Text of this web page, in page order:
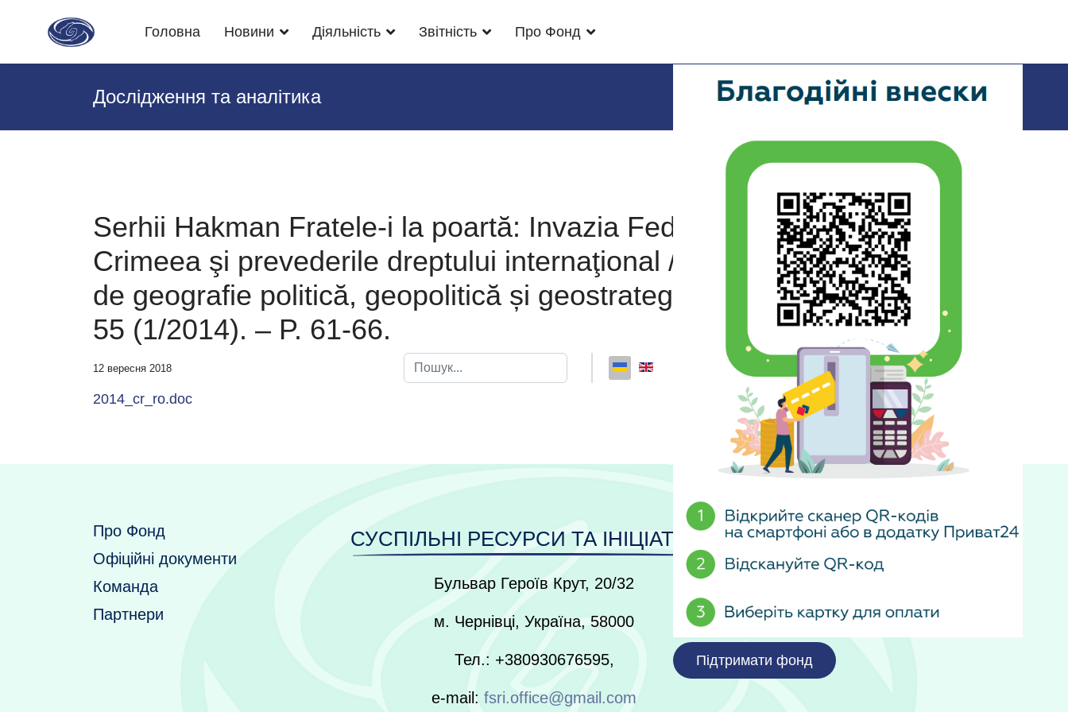
Головна Новини Діяльність Звітність Про Фонд
Пошук
Підтримати фонд
Дослідження та аналітика
Serhii Hakman Fratele-i la poartă: Invazia Federaţiei Ruse în
Crimeea şi prevederile dreptului internaţional // Geopolotica. Revista
de geografie politică, geopolitică și geostrategie. – Anul XII. – Nr. 54-
55 (1/2014). – P. 61-66.
12 вересня 2018
2014_cr_ro.doc
Про Фонд
Офіційні документи
Команда
Партнери
СУСПІЛЬНІ РЕСУРСИ ТА ІНІЦІАТИВИ
Бульвар Героїв Крут, 20/32
м. Чернівці, Україна, 58000
Тел.: +380930676595,
e-mail: fsri.office@gmail.com
Напрямки Діяльності
Проєкти та Ініціативи
Новини